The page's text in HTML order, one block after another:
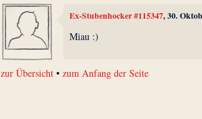
Ex-Stubenhocker #115347, 30.
Miau :)
zur Übersicht •zum Anfang der Seite